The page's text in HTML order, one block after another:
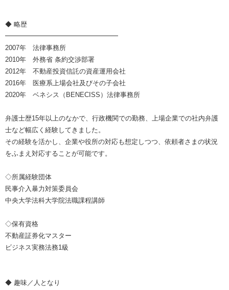
◆ 略歴
━━━━━━━━━━━━━━━━━
2007年 法律事務所
2010年 外務省 条約交渉部署
2012年 不動産投資信託の資産運用会社
2016年 医療系上場会社及びその子会社
2020年 ベネシス（BENECISS）法律事務所
弁護士歴15年以上のなかで、行政機関での勤務、上場企業での社内弁護
士など幅広く経験してきました。
その経験を活かし、企業や役所の対応も想定しつつ、依頼者さまの状況
をふまえ対応することが可能です。
◇所属経験団体
民事介入暴力対策委員会
中央大学法科大学院法職課程講師
◇保有資格
不動産証券化マスター
ビジネス実務法務1級
◆ 趣味／人となり